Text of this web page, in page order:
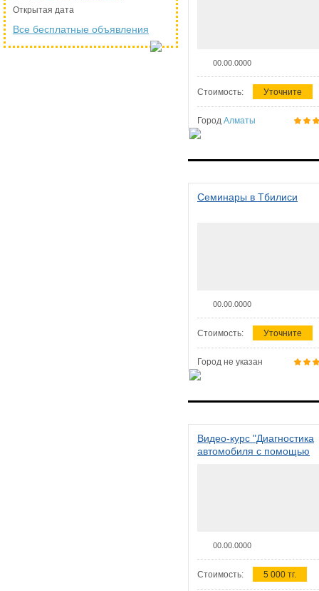
Открытая дата
Все бесплатные объявления
00.00.0000
Стоимость: Уточните
Город Алматы
Семинары в Тбилиси
00.00.0000
Стоимость: Уточните
Город не указан
Видео-курс "Диагностика
автомобиля с помощью
00.00.0000
Стоимость: 5 000 тг.